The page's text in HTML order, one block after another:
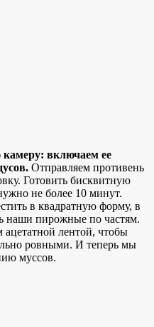
камеру: включаем ее
Отправляем противень
Готовить бисквитную
не более 10 минут.
в квадратную форму, в
наши пирожные по частям.
лентой, чтобы
ровными. И теперь мы
муссов.